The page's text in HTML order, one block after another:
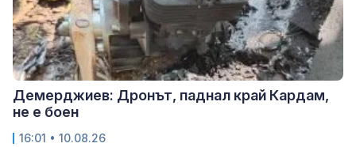
Демерджиев: Дронът, паднал край Кардам,
не е боен
16:01 • 10.08.26